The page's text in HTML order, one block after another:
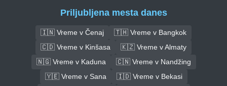
Priljubljena mesta danes
🇮🇳 Vreme v Čenaj
🇹🇭 Vreme v Bangkok
🇨🇩 Vreme v Kinšasa
🇰🇿 Vreme v Almaty
🇳🇬 Vreme v Kaduna
🇨🇳 Vreme v Nandžing
🇾🇪 Vreme v Sana
🇮🇩 Vreme v Bekasi